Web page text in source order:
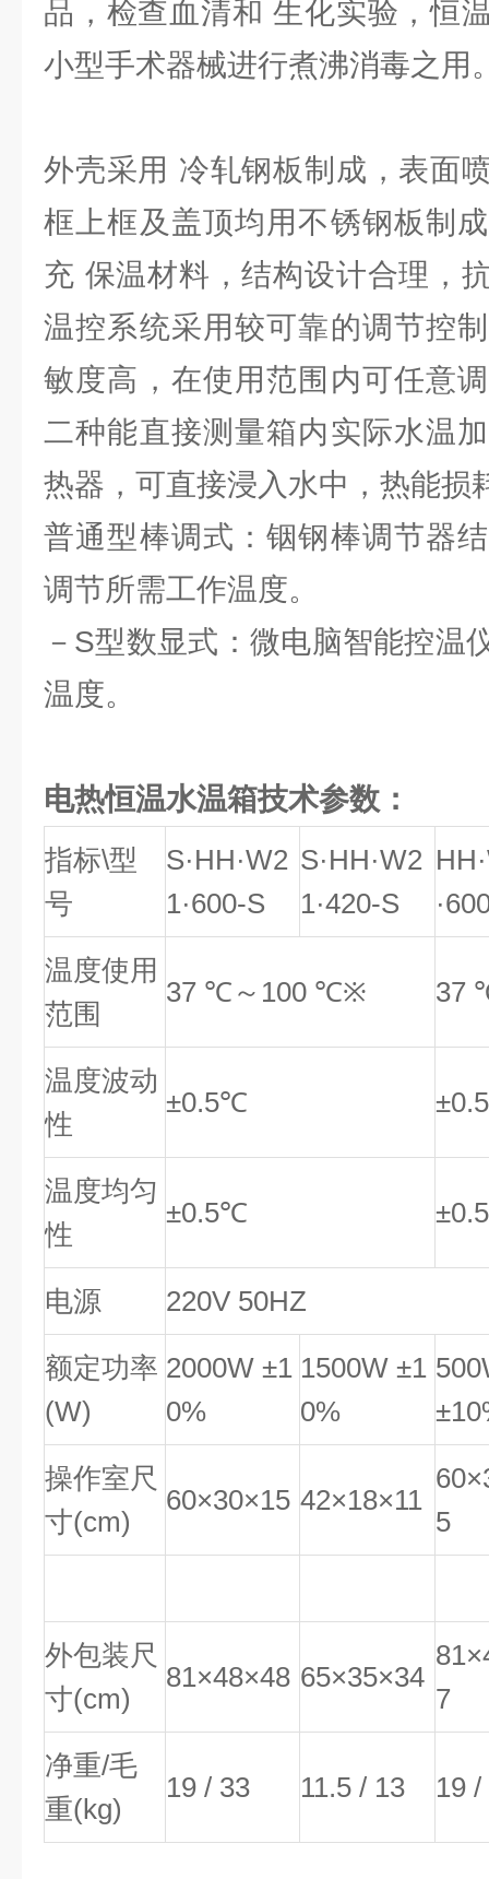
品，检查血清和 生化实验，恒
小型手术器械进行煮沸消毒之用
外壳采用 冷轧钢板制成，表面
框上框及盖顶均用不锈钢板制
充 保温材料，结构设计合理，
温控系统采用较可靠的调节控
敏度高，在使用范围内可任意
二种能直接测量箱内实际水温
热器，可直接浸入水中，热能损
普通型棒调式：铟钢棒调节器
调节所需工作温度。
－S型数显式：微电脑智能控温
温度。
电热恒温水温箱技术参数：
指标\型
号
S·HH·W2
1·600-S
S·HH·W2
1·420-S
温度使用
范围
37 ℃～100 ℃※ 37
温度波动
性
±0.5℃
温度均匀
性
±0.5℃
电源 220V 50HZ
额定功率
(W)
2000W ±1
0%
1500W ±1
0%
操作室尺
寸(cm)
60×30×15 42×18×11
5
外包装尺
寸(cm)
81×48×48 65×35×34
7
净重/毛
重(kg)
19 / 33 11.5 / 13 19 /